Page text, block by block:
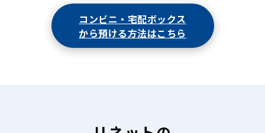
コンビニ・宅配ボックス
から預ける方法はこちら